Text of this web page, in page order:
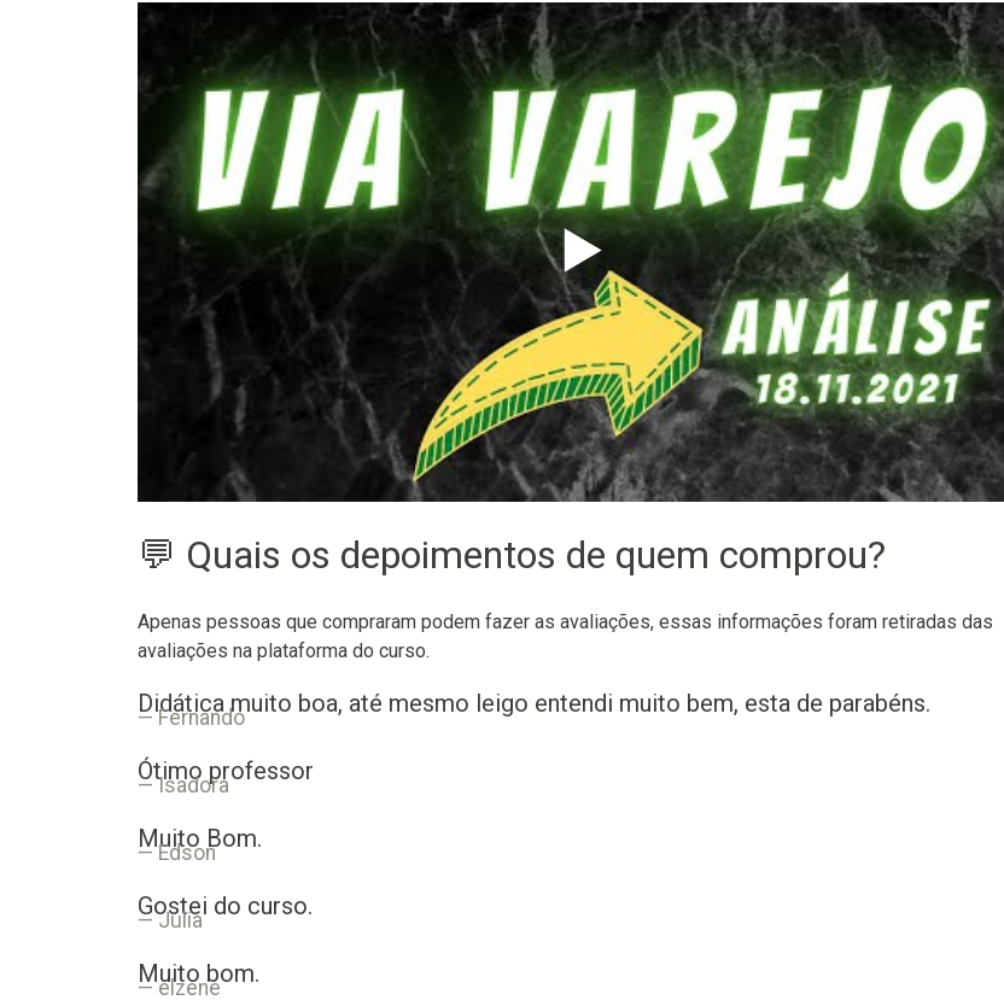
▶️
💬 Quais os depoimentos de quem comprou?
Apenas pessoas que compraram podem fazer as avaliações, essas informações foram retiradas das
avaliações na plataforma do curso.
Didática muito boa, até mesmo leigo entendi muito bem, esta de parabéns.
Fernando
Ótimo professor
Isadora
Muito Bom.
Edson
Gostei do curso.
Julia
Muito bom.
elzene